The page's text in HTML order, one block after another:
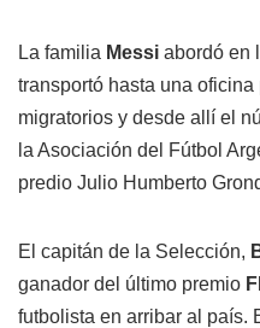
La familia Messi abordó en
transportó hasta una
migratorios y desde allí el
la Asociación del Fútbol
predio Julio Humberto
El capitán de la Selección,
ganador del último premio
futbolista en arribar al país.